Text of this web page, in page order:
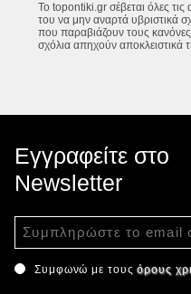
Το topontiki.gr σέβεται όλες τις
του να μην αναρτά υβριστικά
που παραβιάζουν τους
σχόλια απηχούν αποκλειστικά
Εγγραφείτε στο
Newsletter
Συμφωνώ με τουςόρους